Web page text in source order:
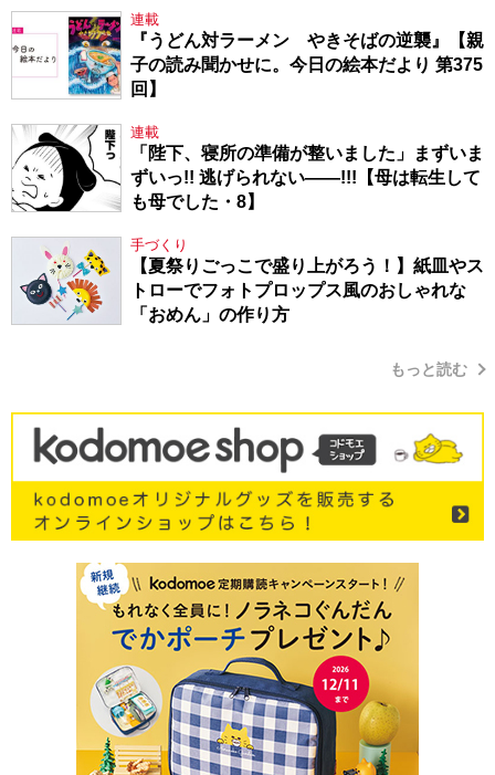
連載
『うどん対ラーメン やきそばの逆襲』【親
子の読み聞かせに。今日の絵本だより 第375
回】
連載
「陛下、寝所の準備が整いました」まずいま
ずいっ!! 逃げられない――!!!【母は転生して
も母でした・8】
手づくり
【夏祭りごっこで盛り上がろう！】紙皿やス
トローでフォトプロップス風のおしゃれな
「おめん」の作り方
もっと読む